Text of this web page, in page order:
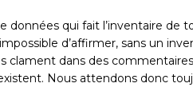
données qui fait l’inventaire
d’affirmer, sans un
clament dans des
Nous attendons donc